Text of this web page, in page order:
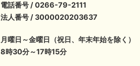
電話番号 / 0266-79-2111
法人番号 / 3000020203637
月曜日～金曜日（祝日、年末年始を除く）
8時30分～17時15分